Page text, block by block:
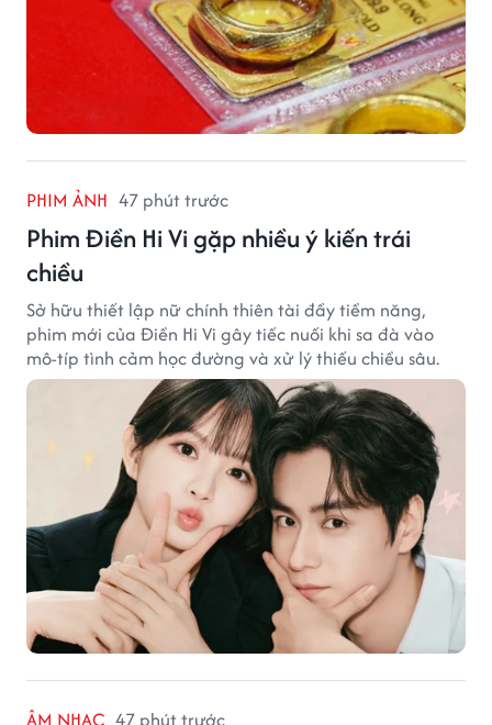
PHIM ẢNH 47 phút trước
Phim Điền Hi Vi gặp nhiều ý kiến trái
chiều
Sở hữu thiết lập nữ chính thiên tài đầy tiềm năng,
phim mới của Điền Hi Vi gây tiếc nuối khi sa đà vào
mô-típ tình cảm học đường và xử lý thiếu chiều sâu.
ÂM NHẠC 47 phút trước